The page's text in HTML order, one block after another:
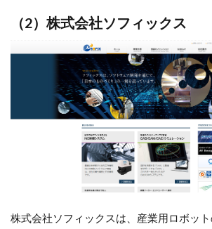
（2）株式会社ソフィックス
株式会社ソフィックスは、産業用ロボッ